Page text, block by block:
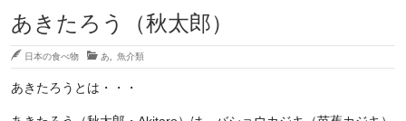
あきたろう（秋太郎）
日本の食べ物 あ 魚介類
あきたろうとは・・・